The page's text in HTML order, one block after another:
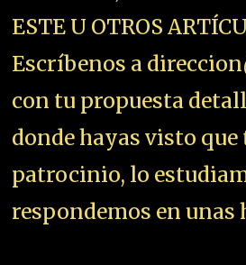
ESTE U OTROS
Escríbenos a
con tu propuesta
donde hayas visto que
patrocinio, lo
respondemos en unas